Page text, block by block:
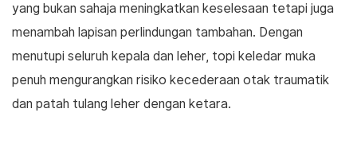
yang bukan sahaja meningkatkan keselesaan tetapi juga
menambah lapisan perlindungan tambahan. Dengan
menutupi seluruh kepala dan leher, topi keledar muka
penuh mengurangkan risiko kecederaan otak traumatik
dan patah tulang leher dengan ketara.